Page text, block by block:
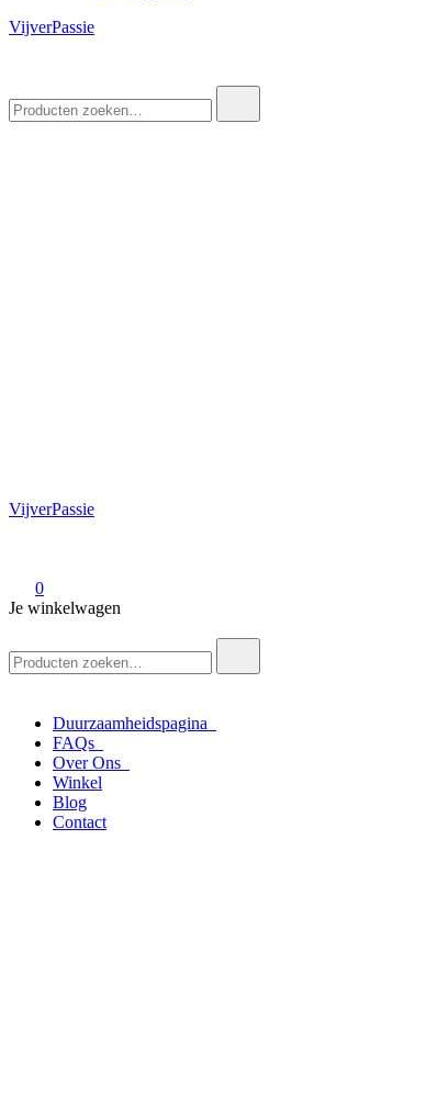
VijverPassie
naar:
VijverPassie
0
Je winkelwagen
naar:
Duurzaamheidspagina
FAQs
Over Ons
Winkel
Blog
Contact